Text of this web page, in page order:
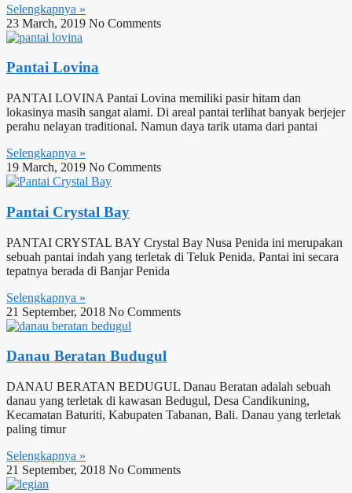
Selengkapnya »
23 March, 2019 No Comments
Pantai Lovina
PANTAI LOVINA Pantai Lovina memiliki pasir hitam dan
lokasinya masih sangat alami. Di areal pantai terlihat banyak berjejer
perahu nelayan traditional. Namun daya tarik utama dari pantai
Selengkapnya »
19 March, 2019 No Comments
Pantai Crystal Bay
PANTAI CRYSTAL BAY Crystal Bay Nusa Penida ini merupakan
sebuah pantai indah yang terletak di Teluk Penida. Pantai ini secara
tepatnya berada di Banjar Penida
Selengkapnya »
21 September, 2018 No Comments
Danau Beratan Budugul
DANAU BERATAN BEDUGUL Danau Beratan adalah sebuah
danau yang terletak di kawasan Bedugul, Desa Candikuning,
Kecamatan Baturiti, Kabupaten Tabanan, Bali. Danau yang terletak
paling timur
Selengkapnya »
21 September, 2018 No Comments